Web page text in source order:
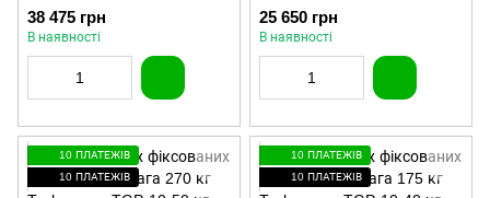
Technogym TGP-10-50 кг
38 475 грн
В наявності
Technogym TGP-10-30 кг
25 650 грн
В наявності
10 ПЛАТЕЖІВ
10 ПЛАТЕЖІВ
10 ПЛАТЕЖІВ
10 ПЛАТЕЖІВ